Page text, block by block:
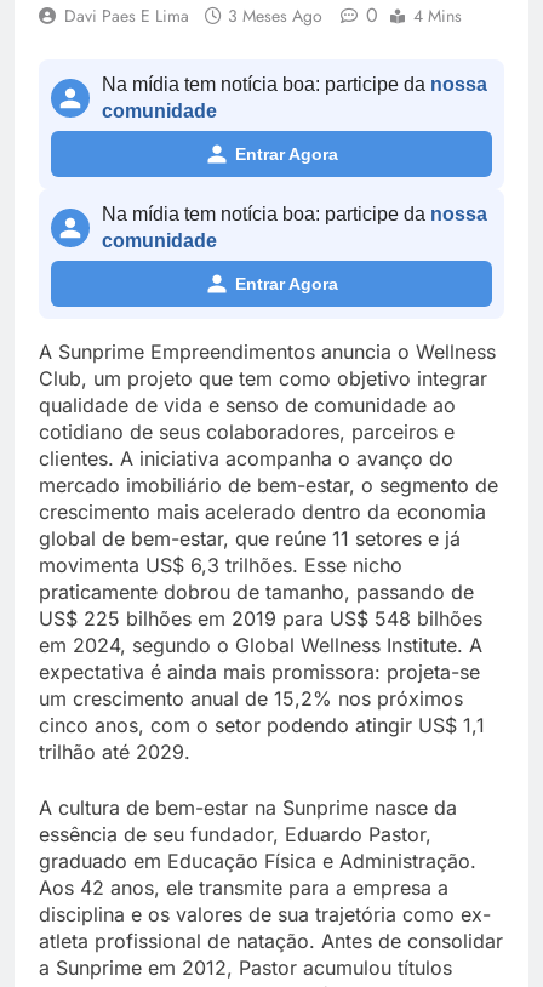
Davi Paes E Lima 3 Meses Ago 0 4 Mins
Na mídia tem notícia boa: participe da nossa
comunidade
Entrar Agora
Na mídia tem notícia boa: participe da nossa
comunidade
Entrar Agora
A Sunprime Empreendimentos anuncia o Wellness
Club, um projeto que tem como objetivo integrar
qualidade de vida e senso de comunidade ao
cotidiano de seus colaboradores, parceiros e
clientes. A iniciativa acompanha o avanço do
mercado imobiliário de bem-estar, o segmento de
crescimento mais acelerado dentro da economia
global de bem-estar, que reúne 11 setores e já
movimenta US$ 6,3 trilhões. Esse nicho
praticamente dobrou de tamanho, passando de
US$ 225 bilhões em 2019 para US$ 548 bilhões
em 2024, segundo o Global Wellness Institute. A
expectativa é ainda mais promissora: projeta-se
um crescimento anual de 15,2% nos próximos
cinco anos, com o setor podendo atingir US$ 1,1
trilhão até 2029.
A cultura de bem-estar na Sunprime nasce da
essência de seu fundador, Eduardo Pastor,
graduado em Educação Física e Administração.
Aos 42 anos, ele transmite para a empresa a
disciplina e os valores de sua trajetória como ex-
atleta profissional de natação. Antes de consolidar
a Sunprime em 2012, Pastor acumulou títulos